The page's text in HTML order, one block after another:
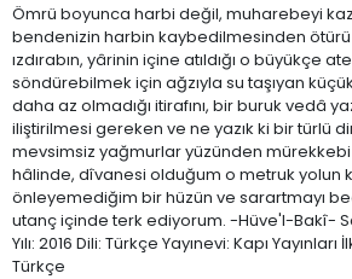
Ömrü boyunca harbi değil, muharebeyi
bendenizin harbin kaybedilmesinden
ızdırabın, yârinin içine atıldığı o büyükçe
söndürebilmek için ağzıyla su taşıyan
daha az olmadığı itirafını, bir buruk vedâ
iliştirilmesi gereken ve ne yazık ki bir türlü
mevsimsiz yağmurlar yüzünden mürekkebi
hâlinde, dîvanesi olduğum o metruk yolun
önleyemediğim bir hüzün ve sarartmayı
utanç içinde terk ediyorum. -Hüve'l-Bakî-
Yılı: 2016 Dili: Türkçe Yayınevi: Kapı Yayınları
Türkçe